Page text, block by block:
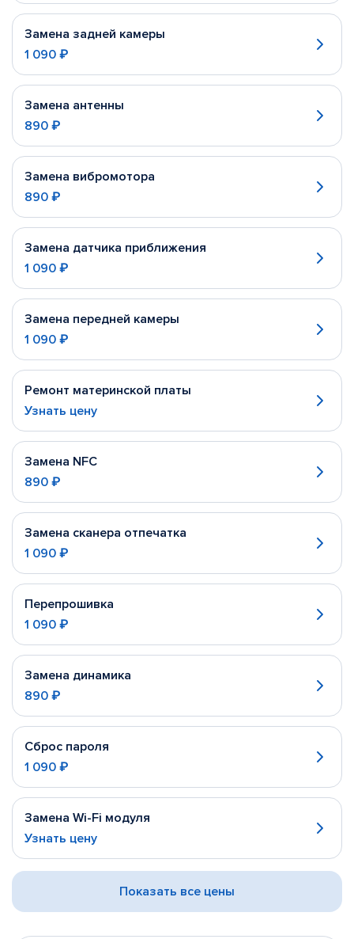
Замена задней камеры
1 090 ₽
Замена антенны
890 ₽
Замена вибромотора
890 ₽
Замена датчика приближения
1 090 ₽
Замена передней камеры
1 090 ₽
Ремонт материнской платы
Узнать цену
Замена NFC
890 ₽
Замена сканера отпечатка
1 090 ₽
Перепрошивка
1 090 ₽
Замена динамика
890 ₽
Сброс пароля
1 090 ₽
Замена Wi-Fi модуля
Узнать цену
Показать все цены